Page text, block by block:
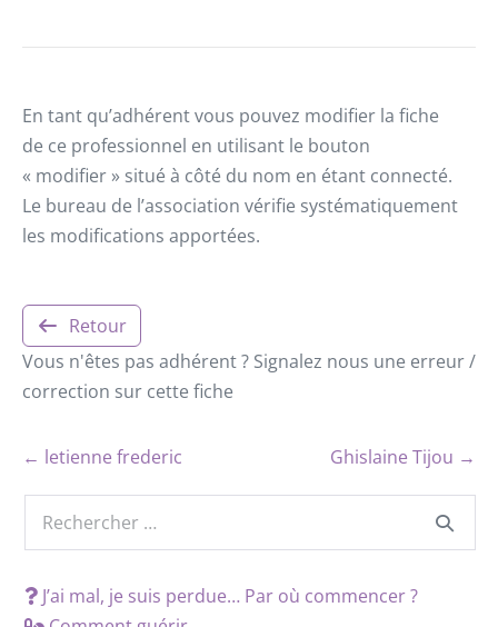
En tant qu’adhérent vous pouvez modifier la fiche
de ce professionnel en utilisant le bouton
« modifier » situé à côté du nom en étant connecté.
Le bureau de l’association vérifie systématiquement
les modifications apportées.
Retour
Vous n'êtes pas adhérent ? Signalez nous une erreur /
correction sur cette fiche
← letienne frederic Ghislaine Tijou →
J’ai mal, je suis perdue… Par où commencer ?